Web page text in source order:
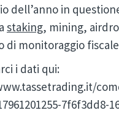
dell’anno in
staking, mining,
di monitoraggio
i dati qui:
7f6f3dd8-